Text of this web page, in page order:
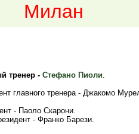
Милан
тренер - Стефано Пиоли.
главного тренера - Джакомо
- Паоло Скарони.
- Франко Барези.